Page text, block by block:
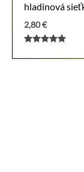
hladinová
2,80€
5.00